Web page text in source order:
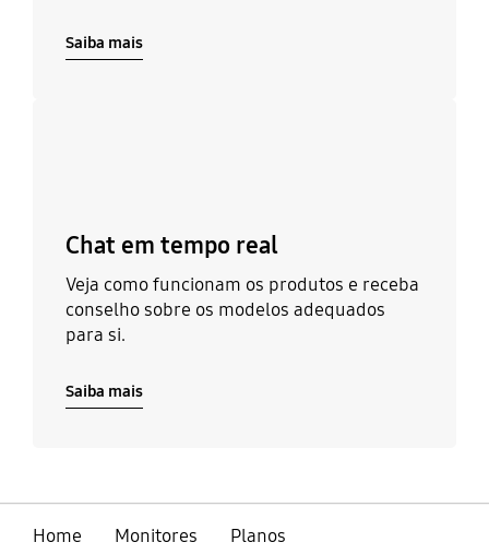
Saiba mais
Chat em tempo real
Veja como funcionam os produtos e receba
conselho sobre os modelos adequados
para si.
Saiba mais
Home Monitores
Planos